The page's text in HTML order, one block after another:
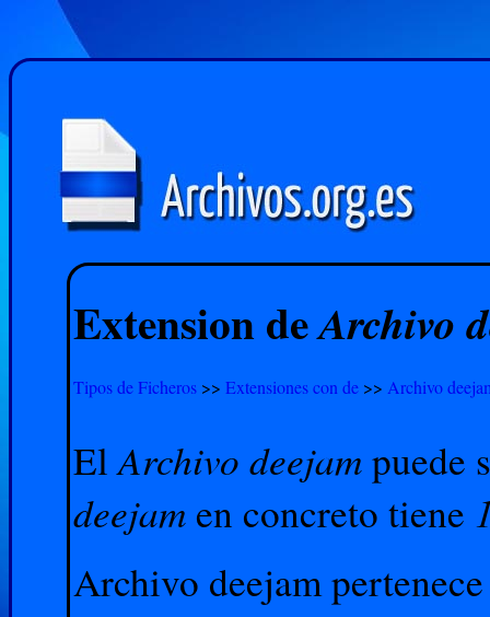
Extension deArchivo
Tipos de Ficheros >> Extensiones con de >> Archivo
ElArchivo deejampuede
deejam en concreto tiene
Archivo deejam